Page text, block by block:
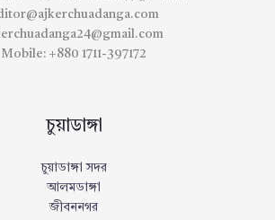
Mobile: +880 1711-397172
চুয়াডাঙ্গা
চুয়াডাঙ্গা সদর
আলমডাঙ্গা
জীবননগর